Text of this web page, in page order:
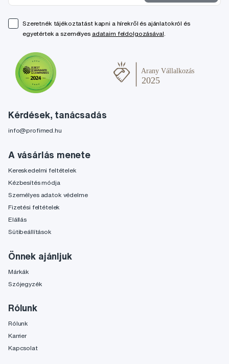
Kérdések, tanácsadás
info@profimed.hu
A vásárlás menete
Kereskedelmi feltételek
Kézbesítés módja
Személyes adatok védelme
Fizetési feltételek
Elállás
Sütibeállítások
Önnek ajánljuk
Márkák
Szójegyzék
Rólunk
Rólunk
Karrier
Kapcsolat
Szeretnék tájékoztatást kapni a hírekről és ajánlatokról és
egyetértek a személyes adataim feldolgozásával